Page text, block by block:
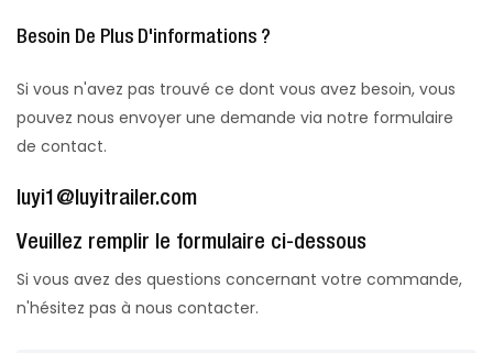
Besoin De Plus D'informations ?
Si vous n'avez pas trouvé ce dont vous avez besoin, vous
pouvez nous envoyer une demande via notre formulaire
de contact.
luyi1@luyitrailer.com
Veuillez remplir le formulaire ci-dessous
Si vous avez des questions concernant votre commande,
n'hésitez pas à nous contacter.